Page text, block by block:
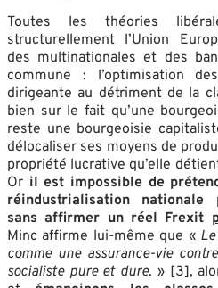
Toutes les théories
structurellement l’Union
des multinationales et des
commune : l’optimisation
dirigeante au détriment de la
bien sur le fait qu’une
reste une bourgeoisie
délocaliser ses moyens de
propriété lucrative qu’elle
Or il est impossible de
réindustrialisation
sans affirmer un réel Frexit
Minc affirme lui-même que «
comme une assurance-vie
socialiste pure et dure. » [3],